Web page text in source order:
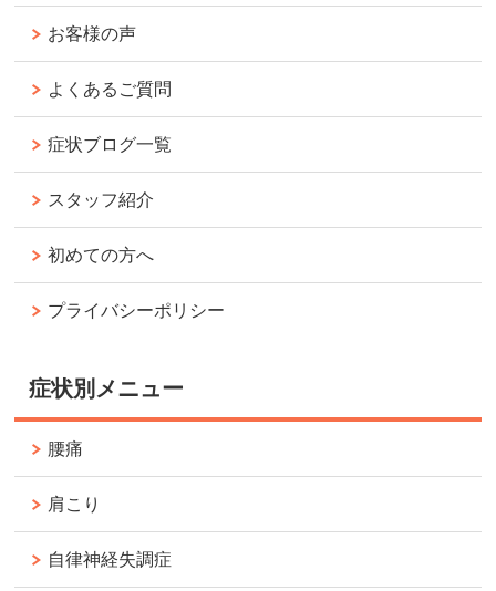
お客様の声
よくあるご質問
症状ブログ一覧
スタッフ紹介
初めての方へ
プライバシーポリシー
症状別メニュー
腰痛
肩こり
自律神経失調症